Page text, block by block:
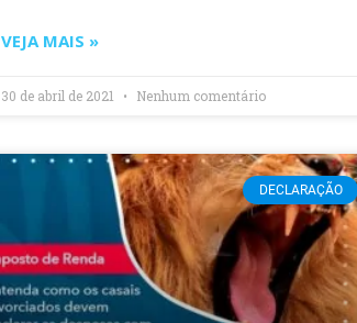
VEJA MAIS »
30 de abril de 2021 Nenhum comentário
DECLARAÇÃO